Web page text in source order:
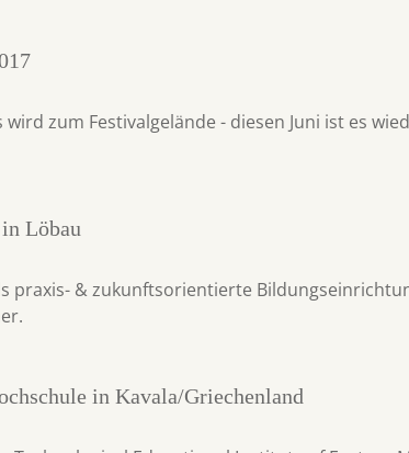
zum Festivalgelände - diesen Juni ist es
Löbau
praxis- & zukunftsorientierte
in Kavala/Griechenland